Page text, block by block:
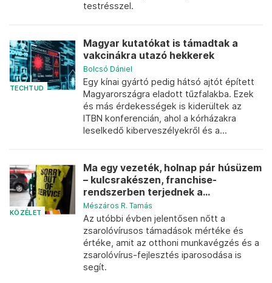
testrésszel.
TECHTUD
Magyar kutatókat is támadtak a
vakcinákra utazó hekkerek
Bolcsó Dániel
Egy kínai gyártó pedig hátsó ajtót épített
Magyarországra eladott tűzfalakba. Ezek
és más érdekességek is kiderültek az
ITBN konferencián, ahol a kórházakra
leselkedő kiberveszélyekről és a...
KÖZÉLET
Ma egy vezeték, holnap pár húsüzem
– kulcsrakészen, franchise-
rendszerben terjednek a...
Mészáros R. Tamás
Az utóbbi évben jelentősen nőtt a
zsarolóvírusos támadások mértéke és
értéke, amit az otthoni munkavégzés és a
zsarolóvírus-fejlesztés iparosodása is
segít.